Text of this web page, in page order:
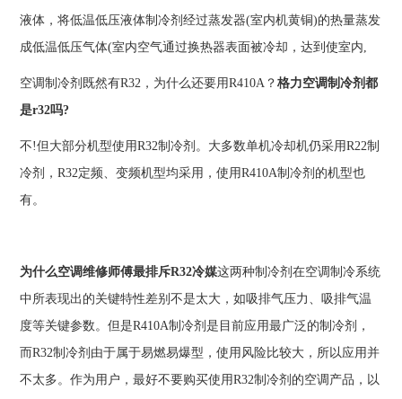
液体，将低温低压液体制冷剂经过蒸发器(室内机黄铜)的热量蒸发
成低温低压气体(室内空气通过换热器表面被冷却，达到使室内,
空调制冷剂既然有R32，为什么还要用R410A？格力空调制冷剂都
是r32吗?
不!但大部分机型使用R32制冷剂。大多数单机冷却机仍采用R22制
冷剂，R32定频、变频机型均采用，使用R410A制冷剂的机型也
有。
为什么空调维修师傅最排斥R32冷媒这两种制冷剂在空调制冷系统
中所表现出的关键特性差别不是太大，如吸排气压力、吸排气温
度等关键参数。但是R410A制冷剂是目前应用最广泛的制冷剂，
而R32制冷剂由于属于易燃易爆型，使用风险比较大，所以应用并
不太多。作为用户，最好不要购买使用R32制冷剂的空调产品，以